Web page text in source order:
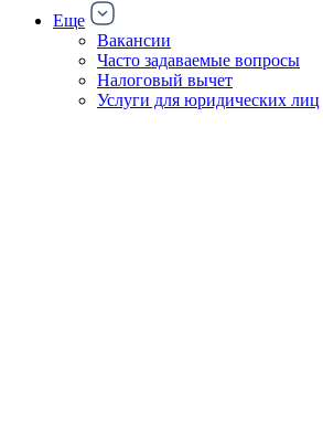
Еще
Вакансии
Часто задаваемые вопросы
Налоговый вычет
Услуги для юридических лиц